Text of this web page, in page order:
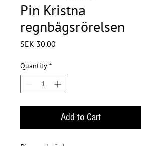
Pin Kristna
regnbågsrörelsen
SEK 30.00
Quantity *
Add to Cart